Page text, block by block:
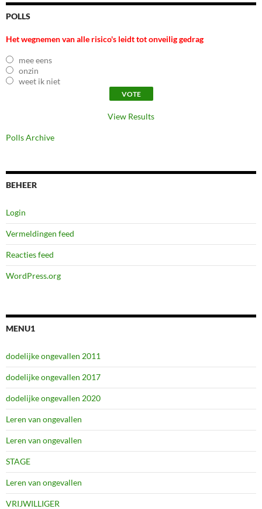
POLLS
Het wegnemen van alle risico's leidt tot onveilig gedrag
mee eens
onzin
weet ik niet
View Results
Polls Archive
BEHEER
Login
Vermeldingen feed
Reacties feed
WordPress.org
MENU1
dodelijke ongevallen 2011
dodelijke ongevallen 2017
dodelijke ongevallen 2020
Leren van ongevallen
Leren van ongevallen
STAGE
Leren van ongevallen
VRIJWILLIGER